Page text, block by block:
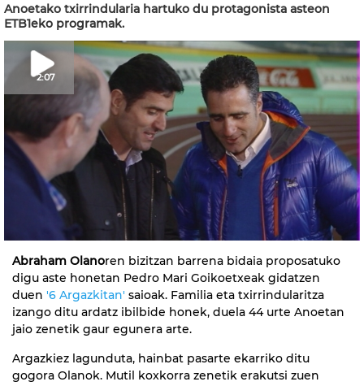
Anoetako txirrindularia hartuko du protagonista asteon
ETB1eko programak.
2:07
Abraham Olanoren bizitzan barrena bidaia proposatuko
digu aste honetan Pedro Mari Goikoetxeak gidatzen
duen '6 Argazkitan' saioak. Familia eta txirrindularitza
izango ditu ardatz ibilbide honek, duela 44 urte Anoetan
jaio zenetik gaur egunera arte.
Argazkiez lagunduta, hainbat pasarte ekarriko ditu
gogora Olanok. Mutil koxkorra zenetik erakutsi zuen